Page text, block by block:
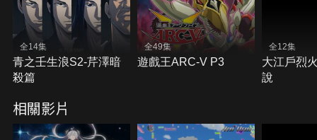
全14集
青之壬生浪S2-芹澤暗
殺篇
全49集
遊戲王ARC-V P3
全12集
大江戶烈
說
相關影片